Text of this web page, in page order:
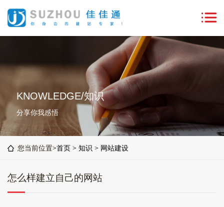
KNOWLEDGE/知识
分享你我感悟
您当前位置>首页 > 知识 > 网站建设
怎么样建立自己的网站